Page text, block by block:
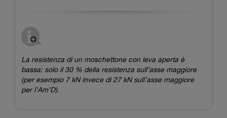
La resistenza di un moschettone con leva aperta è
bassa: solo il 30 % della resistenza sull’asse maggiore
(per esempio 7 kN invece di 27 kN sull’asse maggiore
per l’Am’D).